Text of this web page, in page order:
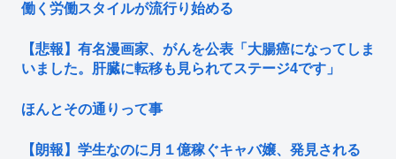
働く労働スタイルが流行り始める
【悲報】有名漫画家、がんを公表「大腸癌になってしま
いました。肝臓に転移も見られてステージ4です」
ほんとその通りって事
【朗報】学生なのに月１億稼ぐキャバ嬢、発見される